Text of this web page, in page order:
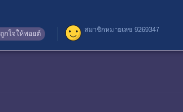
ถูกใจให้พอยต์ สมาชิกหมายเลข 9269347